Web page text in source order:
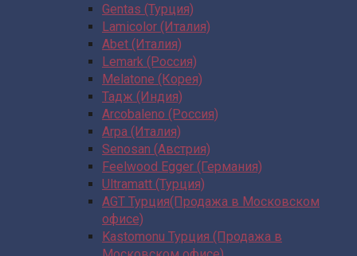
Gentas (Турция)
Lamicolor (Италия)
Abet (Италия)
Lemark (Россия)
Melatone (Корея)
Тадж (Индия)
Arcobaleno (Россия)
Arpa (Италия)
Senosan (Австрия)
Feelwood Egger (Германия)
Ultramatt (Турция)
AGT Турция(Продажа в Московском
офисе)
Kastomonu Турция (Продажа в